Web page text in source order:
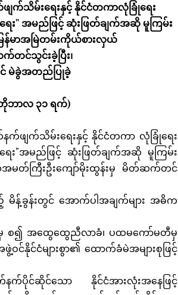
က်သိမ်းရေးနှင့် နိုင်ငံတကာလုံခြုံရေး
" အမည်ဖြင့် ဆုံးဖြတ်ချက်အဆို မူကြမ်း
န်မာအမြဲတမ်းကိုယ်စားလှယ်
တင်သွင်းခဲ့ပြီး၊
င် မဲခွဲအတည်ပြုခဲ့
တိုဘာလ ၃၁ ရက်)
"အမည်ဖြင့် ဆုံးဖြတ်ချက်အဆို မူကြမ်း
မတ်ကြီးဦးကျော်မိုးထွန်းမှ မိတ်ဆက်တင်
င်ငံများစွာ၏ ထောက်ခံမဲအများစုဖြင့်